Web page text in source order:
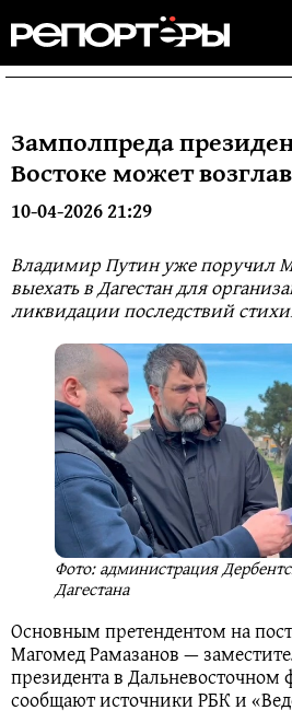
Замполпреда
Востоке может
10-04-2026 21:29
Владимир Путин уже поручил
выехать в Дагестан для
ликвидации последствий
Фото: администрация
Дагестана
Основным претендентом на
Магомед Рамазанов —
президента в Дальневосточном
сообщают источники РБК и